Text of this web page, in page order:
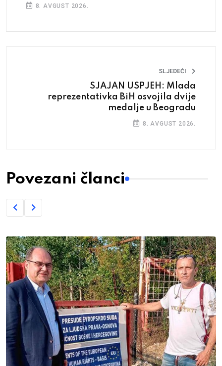
8. AVGUST 2026.
SLJEDEĆI
SJAJAN USPJEH: Mlada
reprezentativka BiH osvojila dvije
medalje u Beogradu
8. AVGUST 2026.
Povezani članci